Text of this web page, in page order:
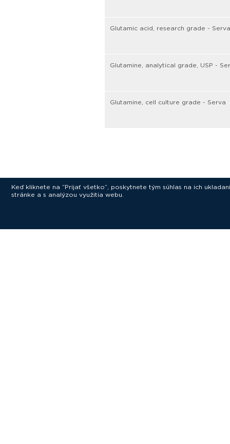
Glutamic acid, research grade - Serva
Glutamine, analytical grade, USP -
Glutamine, cell culture grade - Serva
Keď kliknete na “Prijať všetko”, poskytnete tým súhlas na ich
stránke a s analýzou využitia webu.